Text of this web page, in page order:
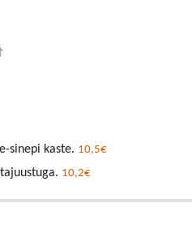
sinepi kaste. 10,5€
10,2€